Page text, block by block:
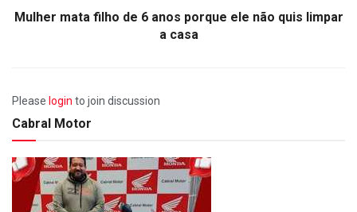
Mulher mata filho de 6 anos porque ele não quis limpar
a casa
Please login to join discussion
Cabral Motor